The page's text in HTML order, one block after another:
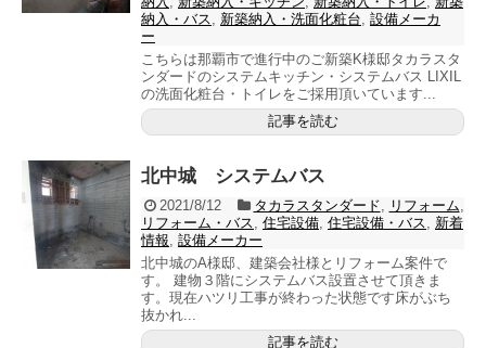
納入・バス
新築納入・洗面化粧台 設備メーカ
ー
こちらは那覇市で進行中のご新築K様邸タカラスタ
ンダードのシステムキッチン・システムバス LIXIL
の洗面化粧台・トイレをご採用頂いています...
記事を読む
北中城 システムバス
2021/8/12 タカラスタンダード リフォーム
リフォーム・バス
住宅設備 住宅設備・バス
新着
情報 設備メーカー
北中城のA様邸、建築会社様とリフォーム案件で
す。 建物３階にシステムバス設置させて頂きま
す。現在ハツリ工事が終わった状態です床がぶち
抜かれ...
記事を読む